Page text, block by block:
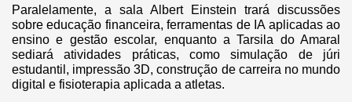
Paralelamente, a sala Albert Einstein trará discussões
sobre educação financeira, ferramentas de IA aplicadas ao
ensino e gestão escolar, enquanto a Tarsila do Amaral
sediará atividades práticas, como simulação de júri
estudantil, impressão 3D, construção de carreira no mundo
digital e fisioterapia aplicada a atletas.